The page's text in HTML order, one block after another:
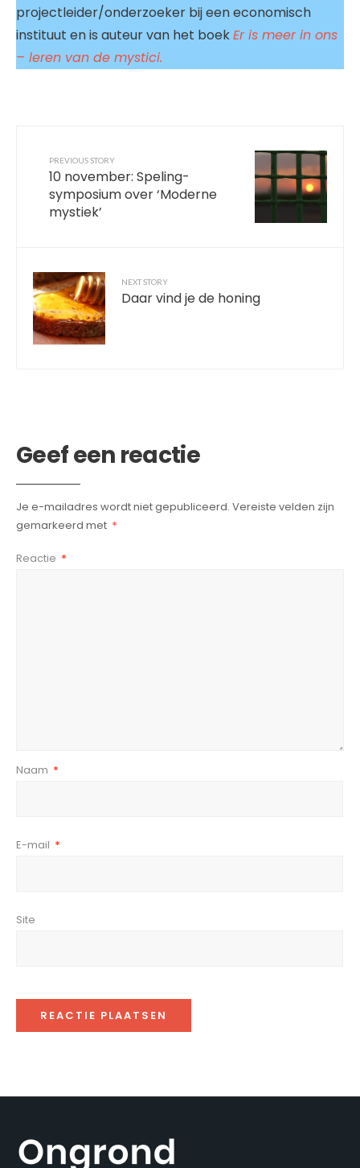
projectleider/onderzoeker bij een economisch
instituut en is auteur van het boekEr is meer in ons
– leren van de mystici.
PREVIOUS STORY
10 november: Speling-
symposium over ‘Moderne
mystiek’
NEXT STORY
Daar vind je de honing
Geef een reactie
Je e-mailadres wordt niet gepubliceerd. Vereiste velden zijn
gemarkeerd met *
Reactie *
Naam *
E-mail *
Site